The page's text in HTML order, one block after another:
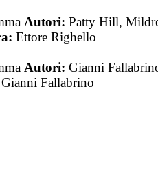
Autori: Patty Hill,
Ettore Righello
Autori: Gianni
Gianni Fallabrino